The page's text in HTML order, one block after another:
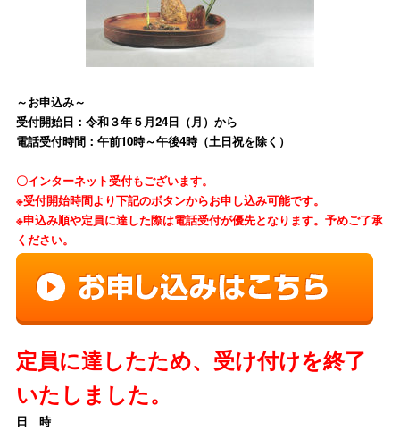
～お申込み～
受付開始日：令和３年５月24日（月）から
電話受付時間：午前10時～午後4時（土日祝を除く）
〇インターネット受付もございます。
※受付開始時間より下記のボタンからお申し込み可能です。
※申込み順や定員に達した際は電話受付が優先となります。予めご了承
ください。
定員に達したため、受け付けを終了
いたしました。
日 時